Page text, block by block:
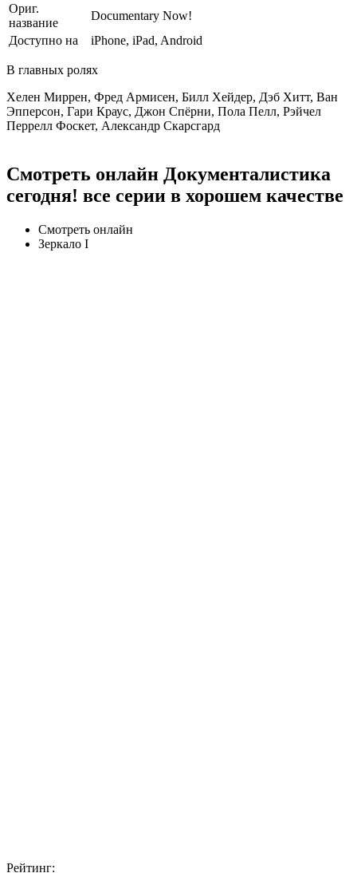
Ориг.
название
Documentary Now!
Доступно на
iPhone, iPad, Android
В главных ролях
Хелен Миррен, Фред Армисен, Билл Хейдер, Дэб Хитт, Ван
Эпперсон, Гари Краус, Джон Спёрни, Пола Пелл, Рэйчел
Перрелл Фоскет, Александр Скарсгард
Смотреть онлайн Документалистика
сегодня! все серии в хорошем качестве
Смотреть онлайн
Зеркало I
Рейтинг: